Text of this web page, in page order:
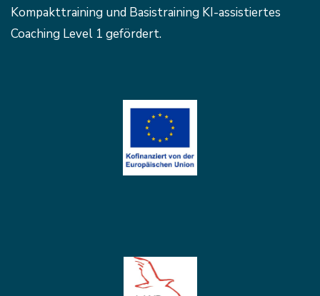
Kompakttraining und Basistraining KI-assistiertes
Coaching Level 1 gefördert.